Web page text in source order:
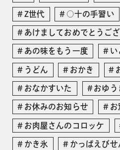
Z世代 ○十の手習い
あけましておめでとうご
あの味をもう一度 い
うどん おかき
おなかすいた おゆう
お休みのお知らせ お
お肉屋さんのコロッケ
かき氷 かっぱえびせ